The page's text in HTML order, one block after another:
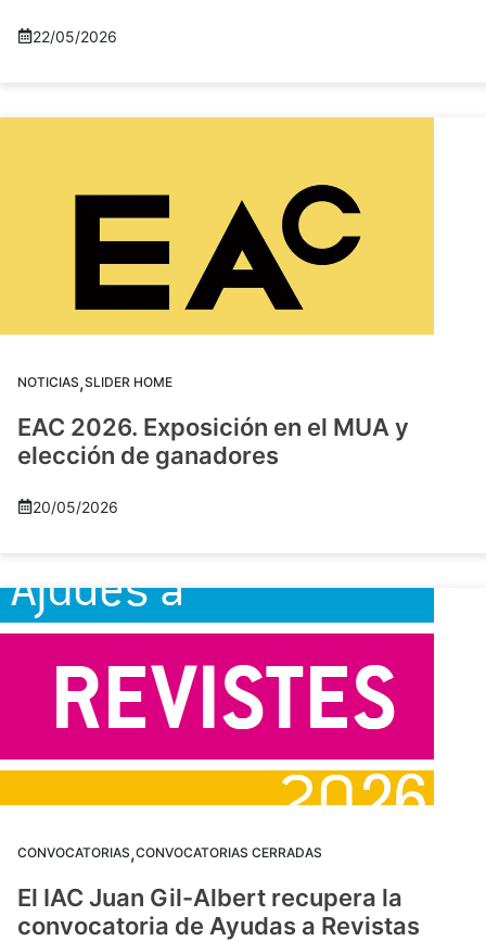
22/05/2026
NOTICIAS,SLIDER HOME
EAC 2026. Exposición en el MUA y
elección de ganadores
20/05/2026
CONVOCATORIAS,CONVOCATORIAS CERRADAS
El IAC Juan Gil-Albert recupera la
convocatoria de Ayudas a Revistas